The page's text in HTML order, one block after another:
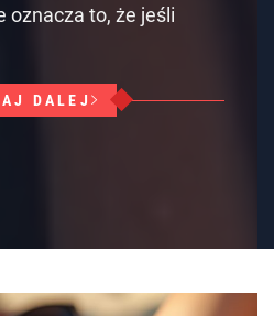
oznacza to, że jeśli
DALEJ